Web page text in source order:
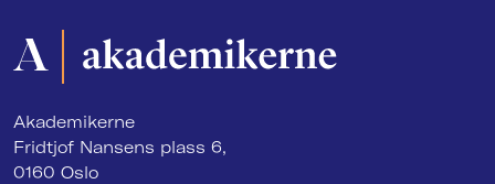
Akademikerne
Fridtjof Nansens plass 6,
0160 Oslo